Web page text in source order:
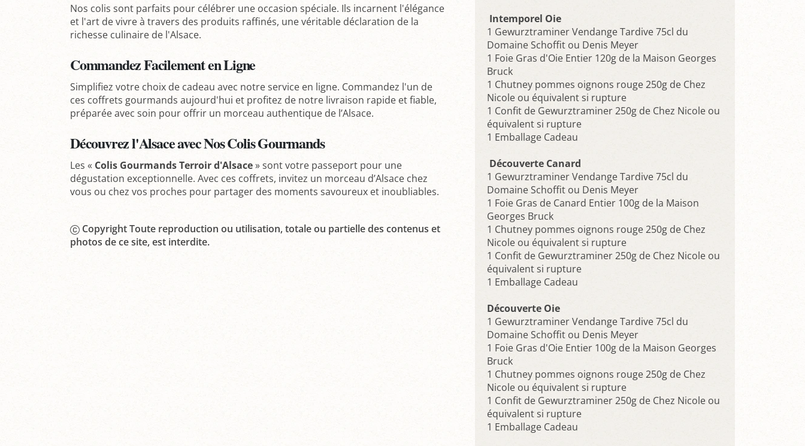
Nos colis sont parfaits pour célébrer une occasion spéciale. Ils incarnent l'élégance
et l'art de vivre à travers des produits raffinés, une véritable déclaration de la
richesse culinaire de l'Alsace.
Commandez Facilement en Ligne
Simplifiez votre choix de cadeau avec notre service en ligne. Commandez l'un de
ces coffrets gourmands aujourd'hui et profitez de notre livraison rapide et fiable,
préparée avec soin pour offrir un morceau authentique de l’Alsace.
Découvrez l'Alsace avec Nos Colis Gourmands
Les « Colis Gourmands Terroir d'Alsace» sont votre passeport pour une
dégustation exceptionnelle. Avec ces coffrets, invitez un morceau d’Alsace chez
vous ou chez vos proches pour partager des moments savoureux et inoubliables.
Copyright Toute reproduction ou utilisation, totale ou partielle des contenus et
photos de ce site, est interdite.
Intemporel Oie
1 Gewurztraminer Vendange Tardive 75cl du
Domaine Schoffit ou Denis Meyer
1 Foie Gras d'Oie Entier 120g de la Maison Georges
Bruck
1 Chutney pommes oignons rouge 250g de Chez
Nicole ou équivalent si rupture
1 Confit de Gewurztraminer 250g de Chez Nicole ou
équivalent si rupture
1 Emballage Cadeau
Découverte Canard
1 Gewurztraminer Vendange Tardive 75cl du
Domaine Schoffit ou Denis Meyer
1 Foie Gras de Canard Entier 100g de la Maison
Georges Bruck
1 Chutney pommes oignons rouge 250g de Chez
Nicole ou équivalent si rupture
1 Confit de Gewurztraminer 250g de Chez Nicole ou
équivalent si rupture
1 Emballage Cadeau
Découverte Oie
1 Gewurztraminer Vendange Tardive 75cl du
Domaine Schoffit ou Denis Meyer
1 Foie Gras d'Oie Entier 100g de la Maison Georges
Bruck
1 Chutney pommes oignons rouge 250g de Chez
Nicole ou équivalent si rupture
1 Confit de Gewurztraminer 250g de Chez Nicole ou
équivalent si rupture
1 Emballage Cadeau